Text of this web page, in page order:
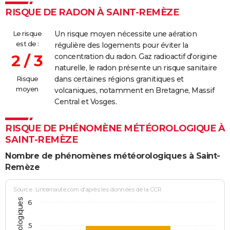
02/03/2005
30/06/2004 1 000 0 1 000
01/03/1997 8 000 0 8 000
(travaux)
21/03/1992 45 000
17/07/1986
17/09/1985 40 000 0 0
09/04/1984
RISQUE DE RADON À SAINT-REMÈZE
Le risque
est de :
2 / 3
Risque
moyen
Un risque moyen nécessite une aération
régulière des logements pour éviter la
concentration du radon. Gaz radioactif d'origine
naturelle, le radon présente un risque sanitaire
dans certaines régions granitiques et
volcaniques, notamment en Bretagne, Massif
Central et Vosges.
RISQUE DE PHÉNOMÈNE MÉTÉOROLOGIQUE À
SAINT-REMÈZE
Nombre de phénomènes météorologiques à Saint-
Remèze
Source : Linternaute.com d'après les données de la CCR
5
6